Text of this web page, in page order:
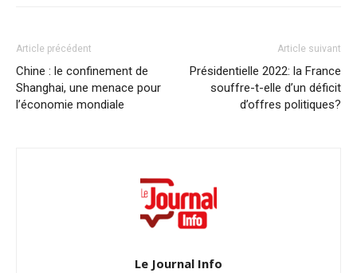
Article précédent
Chine : le confinement de
Shanghai, une menace pour
l’économie mondiale
Article suivant
Présidentielle 2022: la France
souffre-t-elle d’un déficit
d’offres politiques?
Le Journal Info